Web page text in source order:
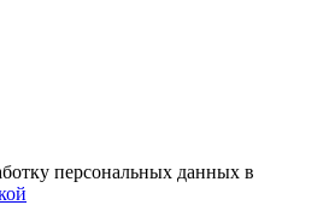
персональных данных в